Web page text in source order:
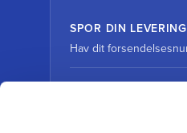
SPOR DIN LEVERING
Hav dit